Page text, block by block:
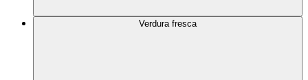
Verdura fresca